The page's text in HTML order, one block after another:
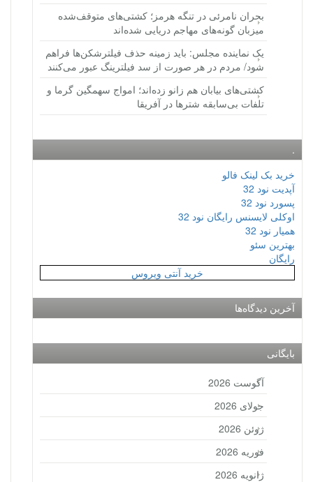
بحران نامرئی در تنگه هرمز؛ کشتی‌های متوقف‌شده
میزبان گونه‌های مهاجم دریایی شده‌اند
یک نماینده مجلس: باید زمینه حذف فیلترشکن‌ها فراهم
شود/ مردم در هر صورت از سد فیلترینگ عبور می‌کنند
کشتی‌های بیابان هم زانو زده‌اند؛ امواج سهمگین گرما و
تلفات بی‌سابقه شترها در آفریقا
.
خرید بک لینک فالو
آپدیت نود 32
پسورد نود 32
اوکلی لایسنس رایگان نود 32
همیار نود 32
بهترین سئو
رایگان
خرید آنتی ویروس
آخرین دیدگاه‌ها
بایگانی
آگوست 2026
جولای 2026
ژوئن 2026
فوریه 2026
ژانویه 2026